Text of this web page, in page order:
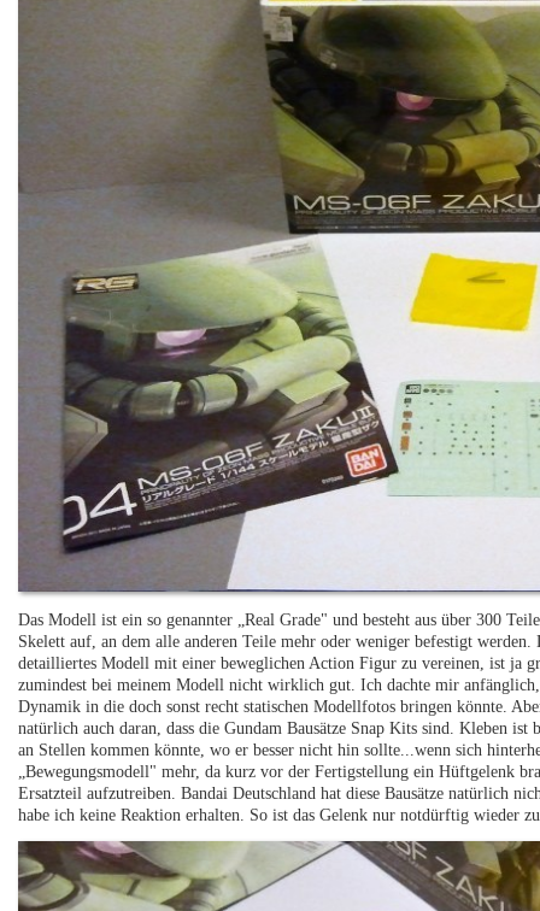
Das Modell ist ein so genannter „Real Grade" und besteht aus über 300
Skelett auf, an dem alle anderen Teile mehr oder weniger befestigt
detailliertes Modell mit einer beweglichen Action Figur zu vereinen, ist ja
zumindest bei meinem Modell nicht wirklich gut. Ich dachte mir anfänglich,
Dynamik in die doch sonst recht statischen Modellfotos bringen könnte.
natürlich auch daran, dass die Gundam Bausätze Snap Kits sind. Kleben
an Stellen kommen könnte, wo er besser nicht hin sollte...wenn sich
„Bewegungsmodell" mehr, da kurz vor der Fertigstellung ein Hüftgelenk
Ersatzteil aufzutreiben. Bandai Deutschland hat diese Bausätze natürlich
habe ich keine Reaktion erhalten. So ist das Gelenk nur notdürftig wieder